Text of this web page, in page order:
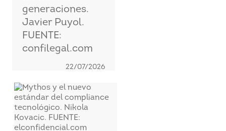
generaciones.
Javier Puyol.
FUENTE:
confilegal.com
22/07/2026